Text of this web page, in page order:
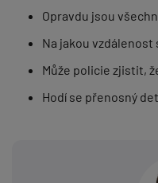
Opravdu jsou
Na jakou vzdálenost
Může policie zjistit,
Hodí se přenosný